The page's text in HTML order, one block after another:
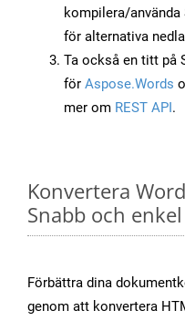
kompilera/använda
för alternativa
Ta också en titt på
för Aspose.Words
mer om REST API.
Konvertera
Snabb och
Förbättra dina
genom att konvertera